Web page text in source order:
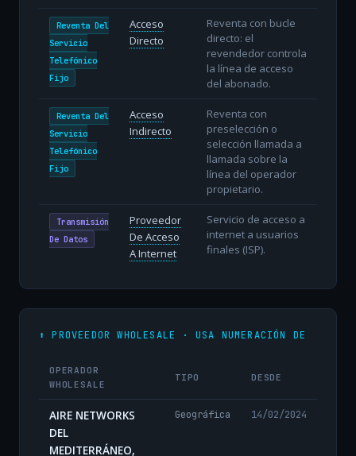
Reventa Del
Servicio
Telefónico
Fijo
Acceso
Directo
Reventa con bucle
directo: el
revendedor controla
la línea de acceso
del abonado.
Reventa Del
Servicio
Telefónico
Fijo
Acceso
Indirecto
Reventa con
preselección o
selección llamada a
llamada sobre la
línea del operador
propietario.
Transmisión
De Datos
Proveedor
De Acceso
A Internet
Servicio de acceso a
internet a usuarios
finales (ISP).
⬆️ PROVEEDOR WHOLESALE · USA NUMERACIÓN DE
OPERADOR
WHOLESALE
TIPO DESDE
AIRE NETWORKS
DEL
MEDITERRÁNEO,
Geográfica 14/02/2024